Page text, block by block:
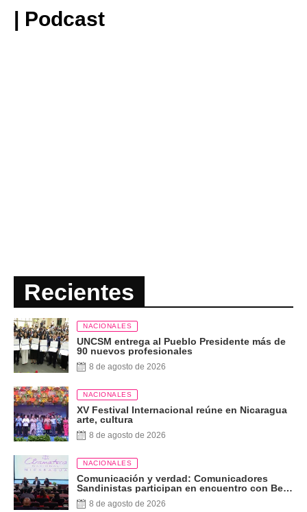
| Podcast
Recientes
NACIONALES
UNCSM entrega al Pueblo Presidente más de
90 nuevos profesionales
8 de agosto de 2026
NACIONALES
XV Festival Internacional reúne en Nicaragua
arte, cultura
8 de agosto de 2026
NACIONALES
Comunicación y verdad: Comunicadores
Sandinistas participan en encuentro con Ben
Norton
8 de agosto de 2026